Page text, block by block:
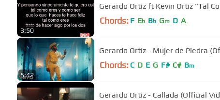
3:50
Gerardo Ortiz ft Kevin Ortiz "Tal
Chords: F Eb Bb Gm D A
5:42
Gerardo Ortiz - Mujer de Piedra
Chords: C D E G F# C# Bm
Gerardo Ortiz - Callada (Official